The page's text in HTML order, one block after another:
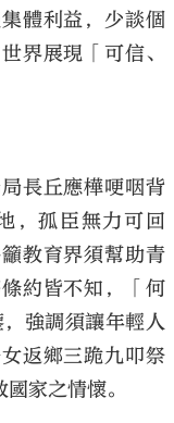
體利益，少談個
界展現「可信、
長丘應樺哽咽背
，孤臣無力可回
教育界須幫助青
約皆不知，「何
強調須讓年輕人
返鄉三跪九叩祭
家之情懷。